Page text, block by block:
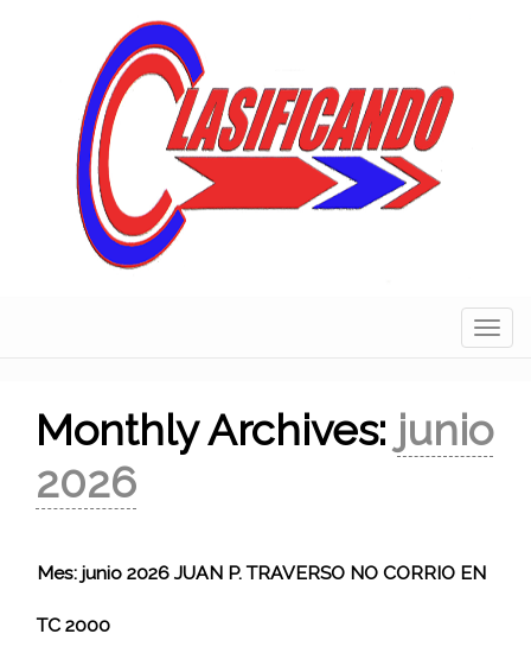
Monthly Archives: junio
2026
Mes: junio 2026 JUAN P. TRAVERSO NO CORRIO EN
TC 2000